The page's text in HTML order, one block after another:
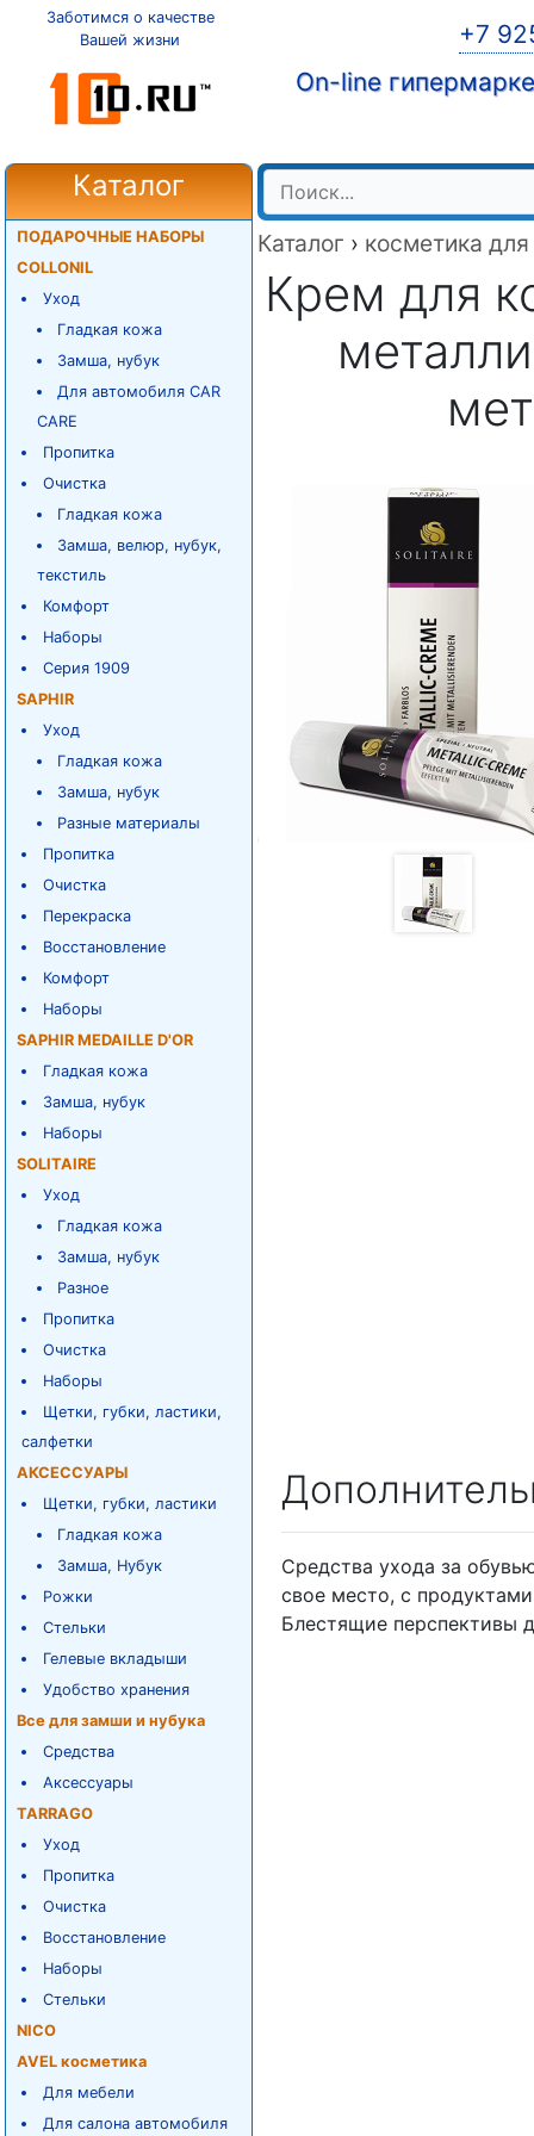
Заботимся о качестве
Вашей жизни
+7
On-line
Каталог
ПОДАРОЧНЫЕ НАБОРЫ
COLLONIL
Уход
Гладкая кожа
Замша, нубук
Для автомобиля CAR
CARE
Пропитка
Очистка
Гладкая кожа
Замша, велюр, нубук,
текстиль
Комфорт
Наборы
Серия 1909
SAPHIR
Уход
Гладкая кожа
Замша, нубук
Разные материалы
Пропитка
Очистка
Перекраска
Восстановление
Комфорт
Наборы
SAPHIR MEDAILLE D'OR
Гладкая кожа
Замша, нубук
Наборы
SOLITAIRE
Уход
Гладкая кожа
Замша, нубук
Разное
Пропитка
Очистка
Наборы
Щетки, губки, ластики,
салфетки
АКСЕССУАРЫ
Щетки, губки, ластики
Гладкая кожа
Замша, Нубук
Рожки
Стельки
Гелевые вкладыши
Удобство хранения
Все для замши и нубука
Средства
Аксессуары
TARRAGO
Уход
Пропитка
Очистка
Восстановление
Наборы
Стельки
NICO
AVEL косметика
Для мебели
Для салона автомобиля
Каталог › косметика
Крем для
Средства ухода за
свое место, с
Блестящие перспективы